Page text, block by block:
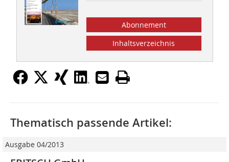
Abonnement
Inhaltsverzeichnis
Thematisch passende Artikel:
Ausgabe 04/2013